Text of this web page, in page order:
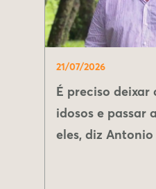
21/07/2026
É preciso
idosos e passar
eles, diz